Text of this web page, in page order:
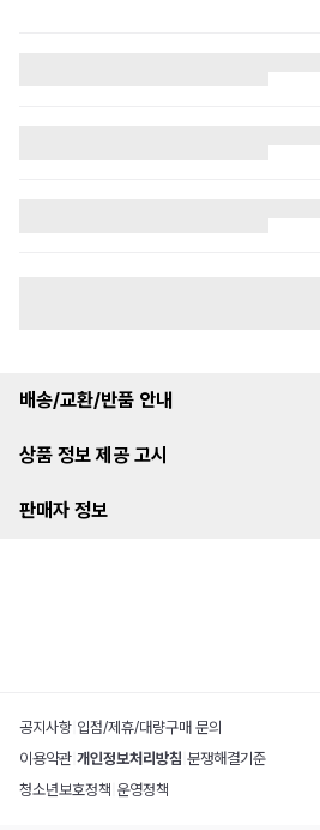
배송/교환/반품 안내
상품 정보 제공 고시
판매자 정보
공지사항 입점/제휴/대량구매 문의
이용약관 개인정보처리방침 분쟁해결기준
청소년보호정책 운영정책